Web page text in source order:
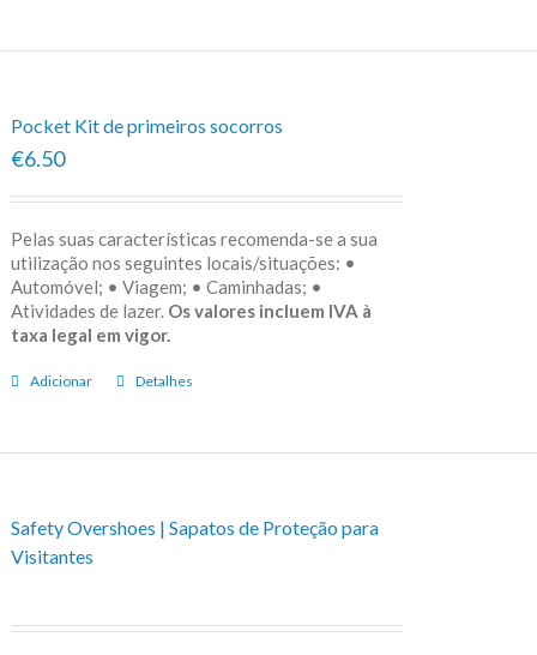
Pocket Kit de primeiros socorros
€6.50
Pelas suas características recomenda-se a sua
utilização nos seguintes locais/situações: •
Automóvel; • Viagem; • Caminhadas; •
Atividades de lazer. Os valores incluem IVA à
taxa legal em vigor.
Adicionar Detalhes
Safety Overshoes | Sapatos de Proteção para
Visitantes